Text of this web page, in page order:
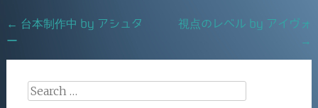
o
k
Post
← 台本制作中 by アシュタ
ー
視点のレベル by アイヴォ
→
Search